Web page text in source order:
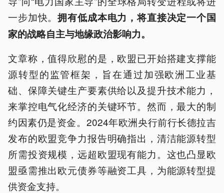
一步加快。拥有低成本电力，将直接决定一个国
家的战略自主与地缘政治影响力。
文章称，值得欣慰的是，欧盟已开始搭建支撑能
源转型的监管框架，旨在通过加强欧洲工业基
础、保障关键生产要素供给以及提升技术能力，
来掌控电气化经济的关键环节。然而，最大的制
约因素仍是资金。2024年欧洲央行前行长德拉吉
发布的欧盟竞争力报告明确指出，清洁能源转型
所需投资规模，远超欧盟现有能力。这也凸显欧
盟亟需推出欧元债券等融资工具，为能源转型提
供资金支持。